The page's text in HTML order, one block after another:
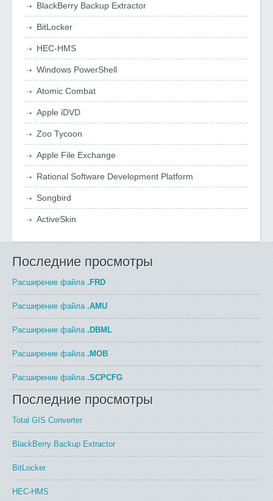
BlackBerry Backup Extractor
BitLocker
HEC-HMS
Windows PowerShell
Atomic Combat
Apple iDVD
Zoo Tycoon
Apple File Exchange
Rational Software Development Platform
Songbird
ActiveSkin
Последние просмотры
Расширение файла .FRD
Расширение файла .AMU
Расширение файла .DBML
Расширение файла .MOB
Расширение файла .SCPCFG
Последние просмотры
Total GIS Converter
BlackBerry Backup Extractor
BitLocker
HEC-HMS